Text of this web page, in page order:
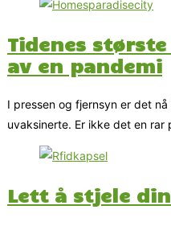
Tidenes
av en pandemi
I pressen og fjernsyn er det
uvaksinerte. Er ikke det en rar
Lett å stjele